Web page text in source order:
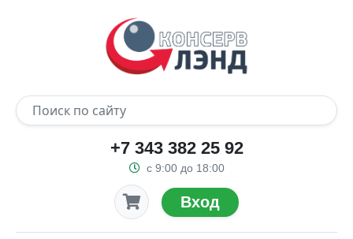
+7 343 382 25 92
с 9:00 до 18:00
Вход